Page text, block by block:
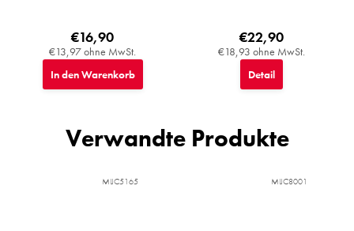
€13,97 ohne MwSt.
€16,90
In den Warenkorb
€18,93 ohne MwSt.
€22,90
Detail
Verwandte Produkte
MIJC5165 MIJC8001